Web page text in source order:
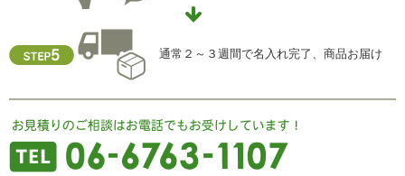
TEL ： 06-6763-5415
FAX ： 06-6763-0829
通常２～３週間で名入れ完了、商品お届け